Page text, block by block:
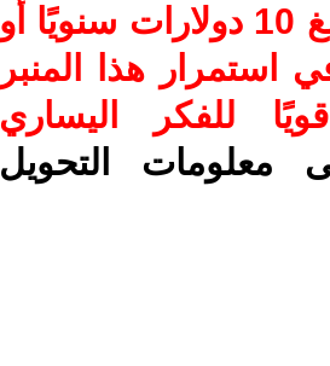
ساهم/ي معنا! بدعمكم بمبلغ 10 دولارات سنويًا أو
استمرار هذا المنبر
للفكر اليساري
معلومات التحويل